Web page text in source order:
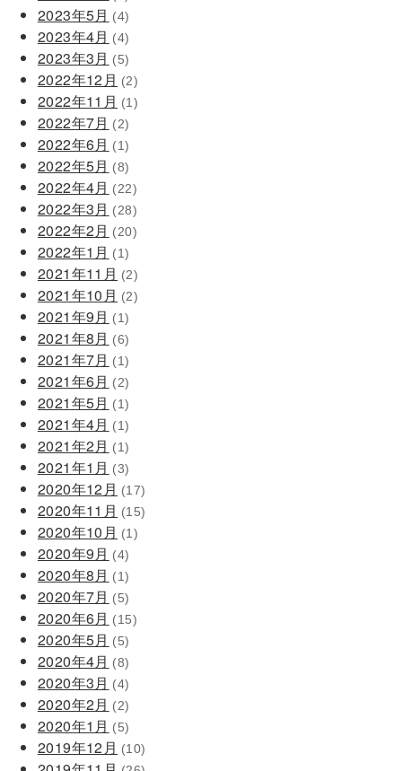
2023年5月 (4)
2023年4月 (4)
2023年3月 (5)
2022年12月 (2)
2022年11月 (1)
2022年7月 (2)
2022年6月 (1)
2022年5月 (8)
2022年4月 (22)
2022年3月 (28)
2022年2月 (20)
2022年1月 (1)
2021年11月 (2)
2021年10月 (2)
2021年9月 (1)
2021年8月 (6)
2021年7月 (1)
2021年6月 (2)
2021年5月 (1)
2021年4月 (1)
2021年2月 (1)
2021年1月 (3)
2020年12月 (17)
2020年11月 (15)
2020年10月 (1)
2020年9月 (4)
2020年8月 (1)
2020年7月 (5)
2020年6月 (15)
2020年5月 (5)
2020年4月 (8)
2020年3月 (4)
2020年2月 (2)
2020年1月 (5)
2019年12月 (10)